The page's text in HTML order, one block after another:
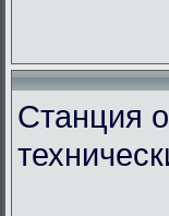
Станция